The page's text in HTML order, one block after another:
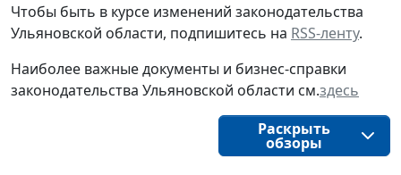
Чтобы быть в курсе изменений законодательства
Ульяновской области, подпишитесь на RSS-ленту.
Наиболее важные документы и бизнес-справки
законодательства Ульяновской области см.здесь
Раскрыть
обзоры